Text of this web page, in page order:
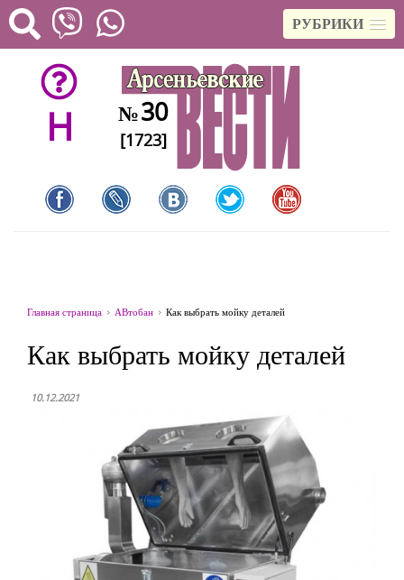
РУБРИКИ
H №30
[1723]
Главная страница АВтобан Как выбрать мойку деталей
Как выбрать мойку деталей
10.12.2021